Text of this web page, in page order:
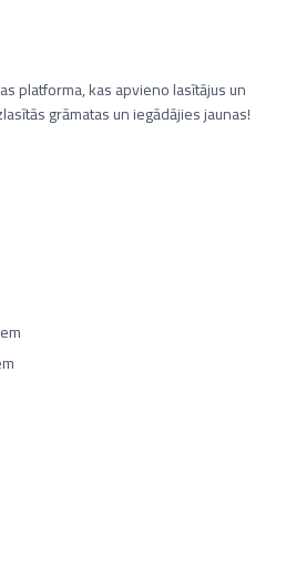
platforma, kas apvieno lasītājus un
grāmatas un iegādājies jaunas!